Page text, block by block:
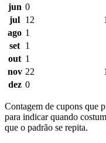
jun 0
jul 12
ago 1
set 1
out 1
nov 22
dez 0
Contagem de cupons que
para indicar quando
que o padrão se repita.